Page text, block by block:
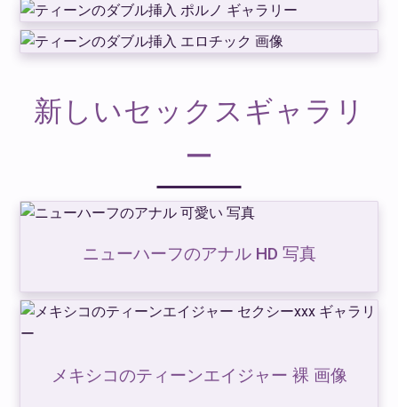
新しいセックスギャラリ
ー
ニューハーフのアナル HD 写真
メキシコのティーンエイジャー 裸 画像